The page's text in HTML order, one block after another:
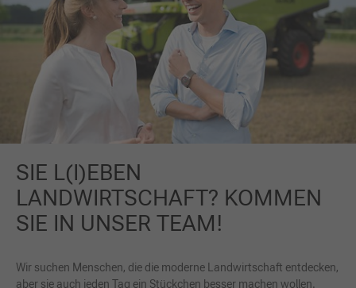
SIE L(I)EBEN
LANDWIRTSCHAFT? KOMMEN
SIE IN UNSER TEAM!
Wir suchen Menschen, die die moderne Landwirtschaft entdecken,
aber sie auch jeden Tag ein Stückchen besser machen wollen.